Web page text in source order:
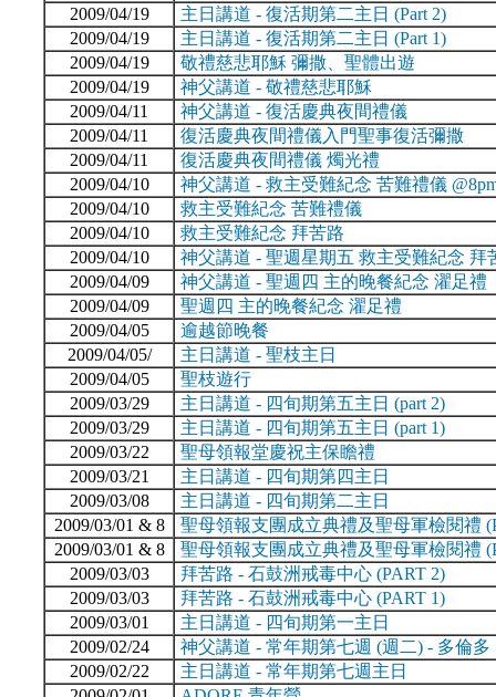
2009/04/19
主日講道 - 復活期第二主日 (Part 2)
2009/04/19
主日講道 - 復活期第二主日 (Part 1)
2009/04/19
敬禮慈悲耶穌 彌撒、聖體出遊
2009/04/19
神父講道 - 敬禮慈悲耶穌
2009/04/11
神父講道 - 復活慶典夜間禮儀
2009/04/11
復活慶典夜間禮儀入門聖事復活彌撒
2009/04/11
復活慶典夜間禮儀 燭光禮
2009/04/10
神父講道 - 救主受難紀念 苦難禮儀
2009/04/10
救主受難紀念 苦難禮儀
2009/04/10
救主受難紀念 拜苦路
2009/04/10
神父講道 - 聖週星期五 救主受難紀念 拜
2009/04/09
神父講道 - 聖週四 主的晚餐紀念 濯足禮
2009/04/09
聖週四 主的晚餐紀念 濯足禮
2009/04/05
逾越節晚餐
2009/04/05/
主日講道 - 聖枝主日
2009/04/05
聖枝遊行
2009/03/29
主日講道 - 四旬期第五主日 (part 2)
2009/03/29
主日講道 - 四旬期第五主日 (part 1)
2009/03/22
聖母領報堂慶祝主保瞻禮
2009/03/21
主日講道 - 四旬期第四主日
2009/03/08
主日講道 - 四旬期第二主日
2009/03/01 & 8
聖母領報支團成立典禮及聖母軍檢閱禮
2009/03/01 & 8
聖母領報支團成立典禮及聖母軍檢閱禮
2009/03/03
拜苦路 - 石鼓洲戒毒中心 (PART 2)
2009/03/03
拜苦路 - 石鼓洲戒毒中心 (PART 1)
2009/03/01
主日講道 - 四旬期第一主日
2009/02/24
神父講道 - 常年期第七週 (週二) - 多倫多
2009/02/22
主日講道 - 常年期第七週主日